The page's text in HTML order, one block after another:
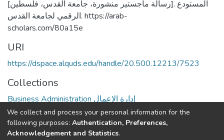
[رسالة ماجستير منشورة، جامعة القدس، فلسطين]. المستودع
الرقمي لجامعة القدس. https://arab-
scholars.com/80a15e
URI
https://dspace.alquds.edu/handle/20.500.12213/7523
Collections
Business Administration إدارة الاعمال
Full item page
We collect and process your personal information for the
following purposes: Authentication, Preferences,
Acknowledgement and Statistics.